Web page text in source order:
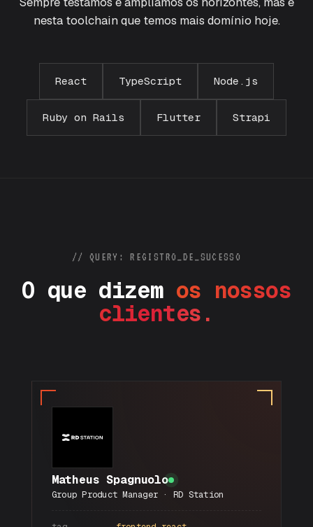
nesta toolchain que temos mais domínio hoje.
React TypeScript Node.js
Ruby on Rails Flutter Strapi
// QUERY: REGISTRO_DE_SUCESSO
O que dizem os nossos
clientes.
Matheus Spagnuolo
Group Product Manager · RD Station